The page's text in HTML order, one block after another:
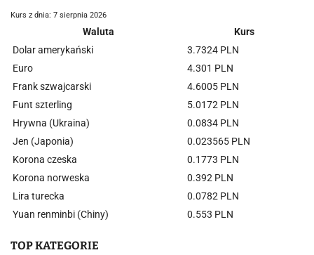
Kurs z dnia: 7 sierpnia 2026
Waluta
Kurs
Dolar amerykański
3.7324 PLN
Euro
4.301 PLN
Frank szwajcarski
4.6005 PLN
Funt szterling
5.0172 PLN
Hrywna (Ukraina)
0.0834 PLN
Jen (Japonia)
0.023565 PLN
Korona czeska
0.1773 PLN
Korona norweska
0.392 PLN
Lira turecka
0.0782 PLN
Yuan renminbi (Chiny)
0.553 PLN
TOP KATEGORIE